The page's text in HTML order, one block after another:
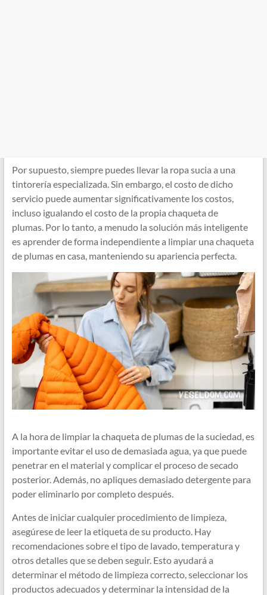
Por supuesto, siempre puedes llevar la ropa sucia a una
tintorería especializada. Sin embargo, el costo de dicho
servicio puede aumentar significativamente los costos,
incluso igualando el costo de la propia chaqueta de
plumas. Por lo tanto, a menudo la solución más inteligente
es aprender de forma independiente a limpiar una chaqueta
de plumas en casa, manteniendo su apariencia perfecta.
A la hora de limpiar la chaqueta de plumas de la suciedad, es
importante evitar el uso de demasiada agua, ya que puede
penetrar en el material y complicar el proceso de secado
posterior. Además, no apliques demasiado detergente para
poder eliminarlo por completo después.
Antes de iniciar cualquier procedimiento de limpieza,
asegúrese de leer la etiqueta de su producto. Hay
recomendaciones sobre el tipo de lavado, temperatura y
otros detalles que se deben seguir. Esto ayudará a
determinar el método de limpieza correcto, seleccionar los
productos adecuados y determinar la intensidad de la